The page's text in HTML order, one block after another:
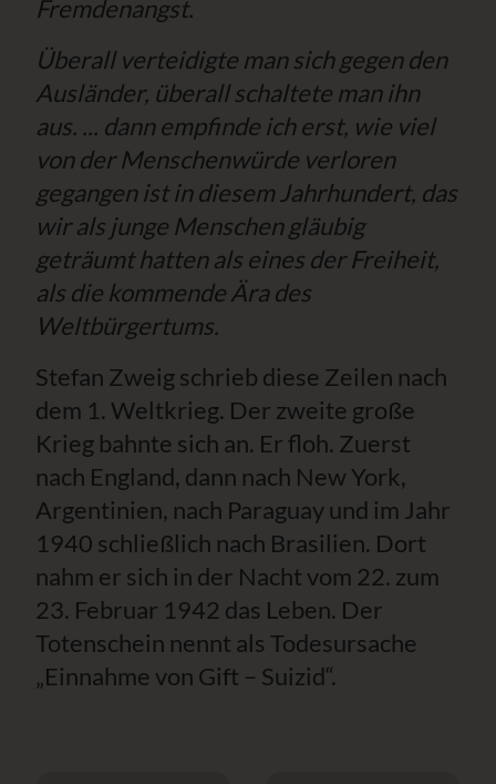
Fremdenangst.
Überall verteidigte man sich gegen den
Ausländer, überall schaltete man ihn
aus. ... dann empfinde ich erst, wie viel
von der Menschenwürde verloren
gegangen ist in diesem Jahrhundert, das
wir als junge Menschen gläubig
geträumt hatten als eines der Freiheit,
als die kommende Ära des
Weltbürgertums.
Stefan Zweig schrieb diese Zeilen nach
dem 1. Weltkrieg. Der zweite große
Krieg bahnte sich an. Er floh. Zuerst
nach England, dann nach New York,
Argentinien, nach Paraguay und im Jahr
1940 schließlich nach Brasilien. Dort
nahm er sich in der Nacht vom 22. zum
23. Februar 1942 das Leben. Der
Totenschein nennt als Todesursache
„Einnahme von Gift – Suizid“.